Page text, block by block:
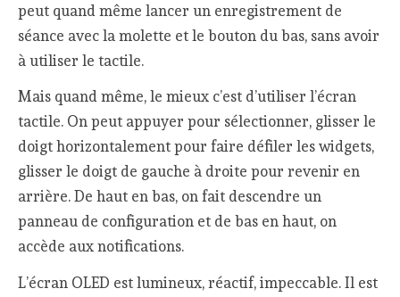
peut quand même lancer un enregistrement de
séance avec la molette et le bouton du bas, sans avoir
à utiliser le tactile.
Mais quand même, le mieux c’est d’utiliser l’écran
tactile. On peut appuyer pour sélectionner, glisser le
doigt horizontalement pour faire défiler les widgets,
glisser le doigt de gauche à droite pour revenir en
arrière. De haut en bas, on fait descendre un
panneau de configuration et de bas en haut, on
accède aux notifications.
L’écran OLED est lumineux, réactif, impeccable. Il est